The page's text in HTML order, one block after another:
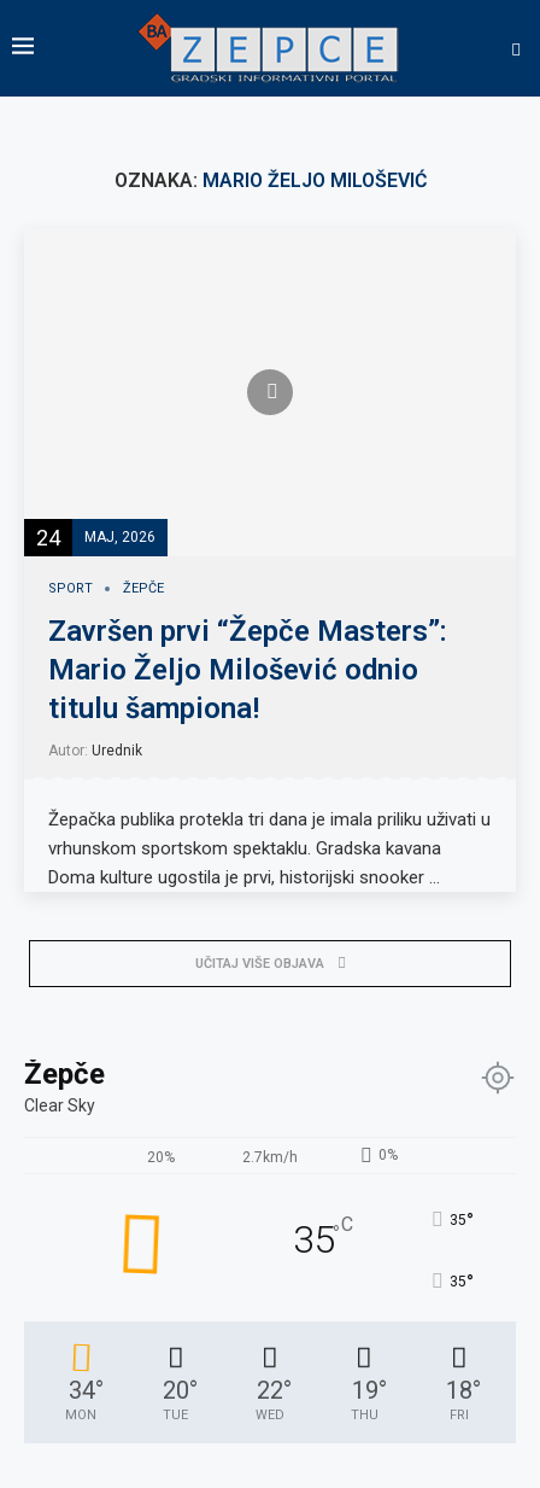
OZNAKA: MARIO ŽELJO MILOŠEVIĆ
24 MAJ, 2026
SPORT ŽEPČE
Završen prvi “Žepče Masters”:
Mario Željo Milošević odnio
titulu šampiona!
Autor: Urednik
Žepačka publika protekla tri dana je imala priliku uživati u
vrhunskom sportskom spektaklu. Gradska kavana
Doma kulture ugostila je prvi, historijski snooker …
UČITAJ VIŠE OBJAVA
Žepče
Clear Sky
20% 2.7km/h 0%
35°C 35°
35°
34°
MON
20°
TUE
22°
WED
19°
THU
18°
FRI